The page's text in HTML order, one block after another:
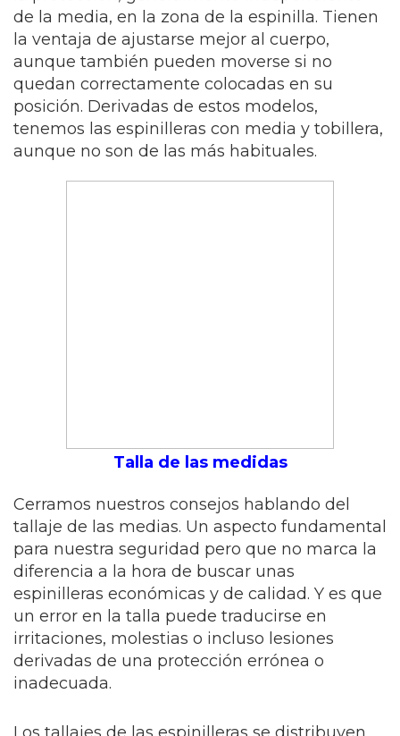
de la media, en la zona de la espinilla. Tienen
la ventaja de ajustarse mejor al cuerpo,
aunque también pueden moverse si no
quedan correctamente colocadas en su
posición. Derivadas de estos modelos,
tenemos las espinilleras con media y tobillera,
aunque no son de las más habituales.
Talla de las medidas
Cerramos nuestros consejos hablando del
tallaje de las medias. Un aspecto fundamental
para nuestra seguridad pero que no marca la
diferencia a la hora de buscar unas
espinilleras económicas y de calidad. Y es que
un error en la talla puede traducirse en
irritaciones, molestias o incluso lesiones
derivadas de una protección errónea o
inadecuada.